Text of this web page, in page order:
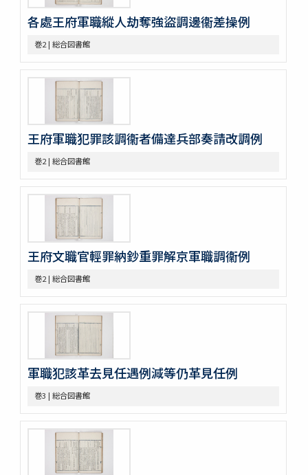
巻26
巻27
巻29
巻30
巻31
巻33
巻34
巻35
巻36
巻38
巻39
巻41
巻42
巻43
巻44
巻45
巻46
巻47
巻49
巻50
不分巻2
不分巻3
不分巻4
不分巻5
不分巻6
各處王府軍職縱人劫奪強盜調邊衞差操例
巻2 | 総合図書館
王府軍職犯罪該調衞者備達兵部奏請改調例
巻2 | 総合図書館
王府文職官輕罪納鈔重罪解京軍職調衞例
巻2 | 総合図書館
軍職犯該革去見任遇例減等仍革見任例
巻3 | 総合図書館